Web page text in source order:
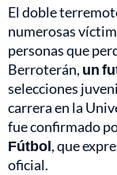
El doble
numerosas
personas que
Berroterán, un
selecciones
carrera en la
fue confirmado
Fútbol, que
oficial.